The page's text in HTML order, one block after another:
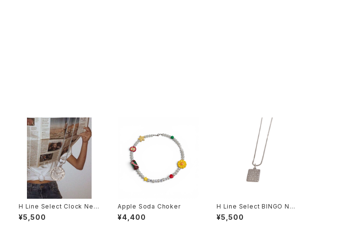
H Line Select Clock Nec
klace
¥5,500
Apple Soda Choker
¥4,400
H Line Select BINGO Nec
klace
¥5,500